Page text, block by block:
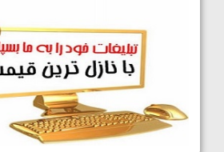
کشتی آزاد نوجوانان جهان؛ رقبای
ایران مشخص شدند
1405/05/08
کشتی فرنگی نوجوانان جهان؛ سکوی
سوم برای ایران